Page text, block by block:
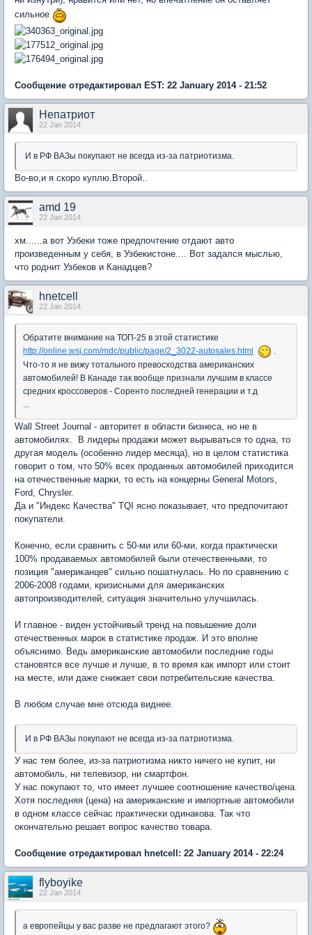
сильное
Сообщение отредактировал EST: 22 January 2014 - 21:52
Непатриот
22 Jan 2014
И в РФ ВАЗы покупают не всегда из-за патриотизма.
Во-во,и я скоро куплю.Второй..
amd 19
22 Jan 2014
хм......а вот Узбеки тоже предпочтение отдают авто
произведенным у себя, в Узбекистоне.... Вот задался мыслью,
что роднит Узбеков и Канадцев?
hnetcell
22 Jan 2014
Обратите внимание на ТОП-25 в этой статистике
http://online.wsj.com/mdc/public/page/2_3022-autosales.html
.
Что-то я не вижу тотального превосходства американских
автомобилей! В Канаде так вообще признали лучшим в классе
средних кроссоверов - Соренто последней генерации и т.д
...
Wall Street Journal - авторитет в области бизнеса, но не в
автомобилях. В лидеры продажи может вырываться то одна, то
другая модель (особенно лидер месяца), но в целом статистика
говорит о том, что 50% всех проданных автомобилей приходится
на отечественные марки, то есть на концерны General Motors,
Ford, Chrysler.
Да и "Индекс Качества" TQI ясно показывает, что предпочитают
покупатели.
Конечно, если сравнить с 50-ми или 60-ми, когда практически
100% продаваемых автомобилей были отечественными, то
позиция "американцев" сильно пошатнулась. Но по сравнению с
2006-2008 годами, кризисными для американских
автопроизводителей, ситуация значительно улучшилась.
И главное - виден устойчивый тренд на повышение доли
отечественных марок в статистике продаж. И это вполне
объяснимо. Ведь американские автомобили последние годы
становятся все лучше и лучше, в то время как импорт или стоит
на месте, или даже снижает свои потребительские качества.
В любом случае мне отсюда виднее.
И в РФ ВАЗы покупают не всегда из-за патриотизма.
У нас тем более, из-за патриотизма никто ничего не купит, ни
автомобиль, ни телевизор, ни смартфон.
У нас покупают то, что имеет лучшее соотношение качество/цена.
Хотя последняя (цена) на американские и импортные автомобили
в одном классе сейчас практически одинакова. Так что
окончательно решает вопрос качество товара.
Сообщение отредактировал hnetcell: 22 January 2014 - 22:24
flyboyike
22 Jan 2014
а европейцы у вас разве не предлагают этого?